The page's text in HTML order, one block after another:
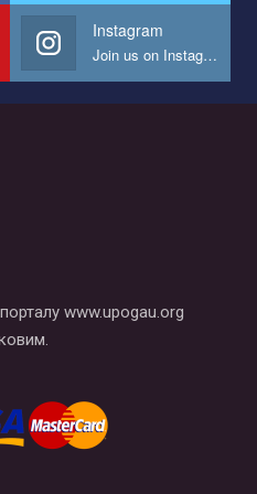
зайти на наш канал YouTube
под видео.
Instagram
Join us on Instagram
www.upogau.org